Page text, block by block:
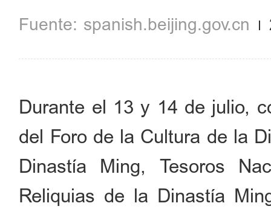
spanish.beijing.gov.cn
Durante el 13 y 14 de julio,
del Foro de la Cultura de la
Dinastía Ming, Tesoros
Reliquias de la Dinastía